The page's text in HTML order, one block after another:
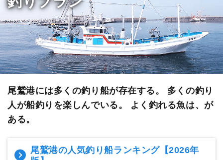
尾鷲港には多くの釣り船が存在する。 多くの釣り
人が船釣りを楽しんでいる。
よく釣れる魚は、が
ある。
尾鷲港の人気釣り船ランキング【2026年